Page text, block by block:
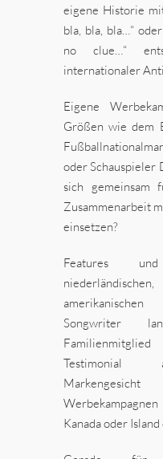
eigene Historie
bla, bla, bla…“
no clue…“
internationaler
Eigene
Größen wie dem
oder Schauspieler
sich
Zusammenarbeit
einsetzen?
Features
Songwriter
Testimonial
Kanada oder